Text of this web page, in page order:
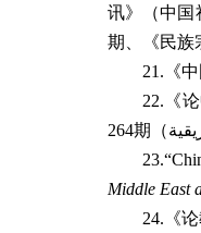
讯》（中国
期、《民族
21. 《
22. 《
264期（
23.“
Middle East
24. 《